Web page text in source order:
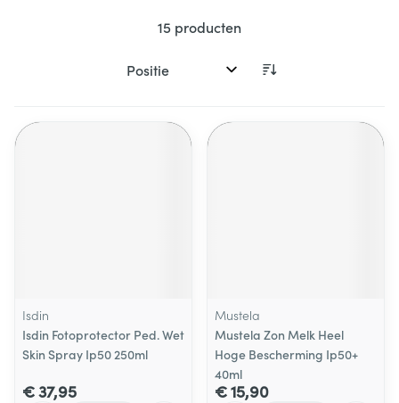
15 producten
Sorteer op:
Isdin
Isdin Fotoprotector Ped. Wet
Skin Spray Ip50 250ml
€ 37,95
Mustela
Mustela Zon Melk Heel
Hoge Bescherming Ip50+
40ml
€ 15,90